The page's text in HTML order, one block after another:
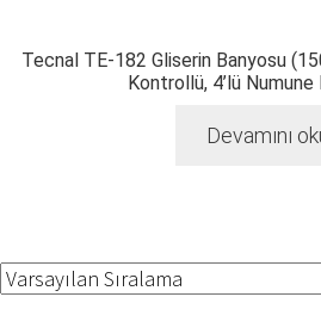
Tecnal TE-182 Gliserin Banyosu
Kontrollü, 4’lü
Devamını